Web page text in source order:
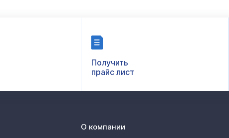
Получить
прайс лист
О компании